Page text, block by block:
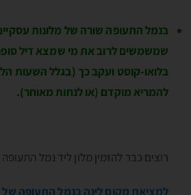
בנמל התעופה שורה של מלונות
שמשמשים לרוב את מי שמצא דיל
בלואו-קוסט ועקב כך (בגלל השעות
להמריא מוקדם (או לנחות מאוחר).
רוצים כבר להזמין מלון ליד נמל
למציאת מקום לינה בנמל התעופה של